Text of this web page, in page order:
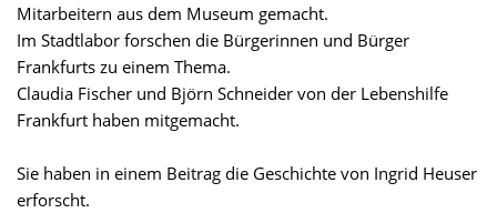
Mitarbeitern aus dem Museum gemacht.
Im Stadtlabor forschen die Bürgerinnen und Bürger
Frankfurts zu einem Thema.
Claudia Fischer und Björn Schneider von der Lebenshilfe
Frankfurt haben mitgemacht.
Sie haben in einem Beitrag die Geschichte von Ingrid Heuser
erforscht.